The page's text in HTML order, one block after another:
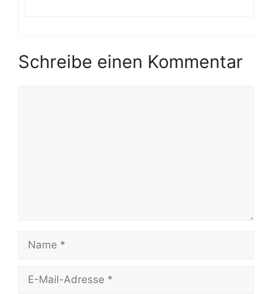
Schreibe einen Kommentar
Mail-